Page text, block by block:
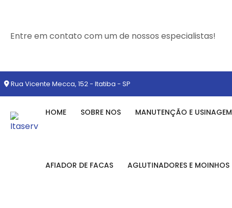
Entre em contato com um de nossos especialistas!
Rua Vicente Mecca, 152 - Itatiba - SP
HOME SOBRE NOS MANUTENÇÃO E USINAGEM
AFIADOR DE FACAS AGLUTINADORES E MOINHOS